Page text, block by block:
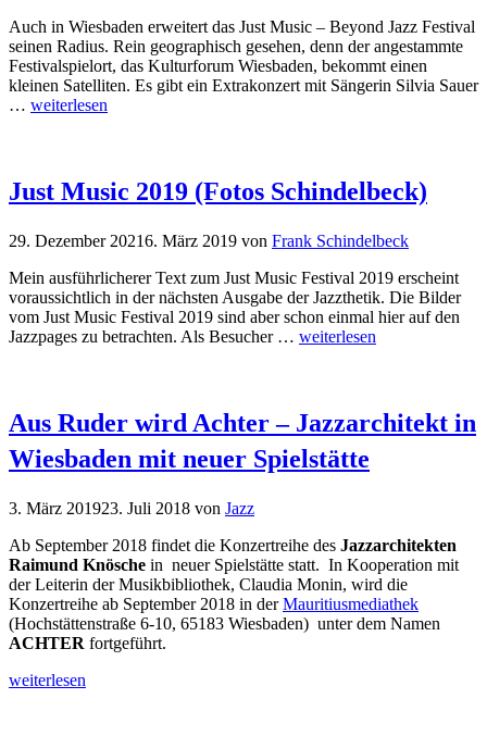
Auch in Wiesbaden erweitert das Just Music – Beyond Jazz Festival
seinen Radius. Rein geographisch gesehen, denn der angestammte
Festivalspielort, das Kulturforum Wiesbaden, bekommt einen
kleinen Satelliten. Es gibt ein Extrakonzert mit Sängerin Silvia Sauer
… weiterlesen
Just Music 2019 (Fotos Schindelbeck)
29. Dezember 20216. März 2019 von Frank Schindelbeck
Mein ausführlicherer Text zum Just Music Festival 2019 erscheint
voraussichtlich in der nächsten Ausgabe der Jazzthetik. Die Bilder
vom Just Music Festival 2019 sind aber schon einmal hier auf den
Jazzpages zu betrachten. Als Besucher … weiterlesen
Aus Ruder wird Achter – Jazzarchitekt in
Wiesbaden mit neuer Spielstätte
3. März 201923. Juli 2018 von Jazz
Ab September 2018 findet die Konzertreihe des Jazzarchitekten
Raimund Knösche in neuer Spielstätte statt. In Kooperation mit
der Leiterin der Musikbibliothek, Claudia Monin, wird die
Konzertreihe ab September 2018 in derMauritiusmediathek
(Hochstättenstraße 6-10, 65183 Wiesbaden) unter dem Namen
ACHTER fortgeführt.
weiterlesen